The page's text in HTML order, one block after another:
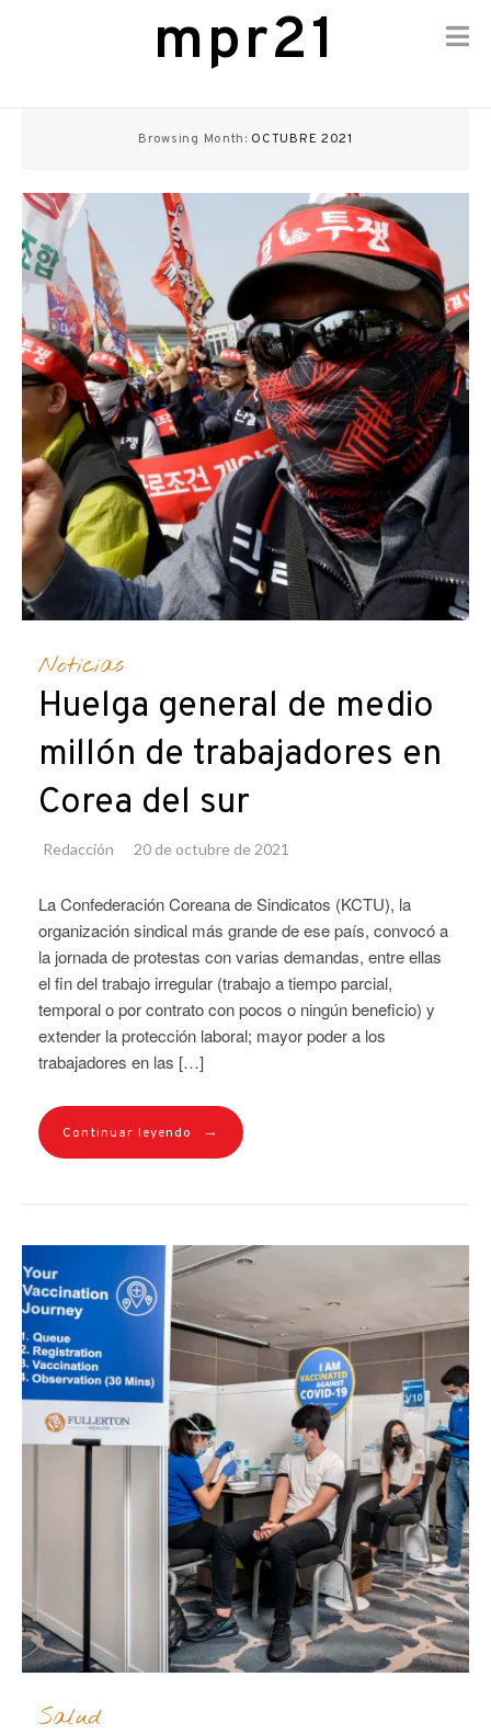
mpr21
Browsing Month: OCTUBRE 2021
Noticias
Huelga general de medio
millón de trabajadores en
Corea del sur
Redacción 20 de octubre de 2021
La Confederación Coreana de Sindicatos (KCTU), la
organización sindical más grande de ese país, convocó a
la jornada de protestas con varias demandas, entre ellas
el fin del trabajo irregular (trabajo a tiempo parcial,
temporal o por contrato con pocos o ningún beneficio) y
extender la protección laboral; mayor poder a los
trabajadores en las […]
Continuar leyendo →
Salud